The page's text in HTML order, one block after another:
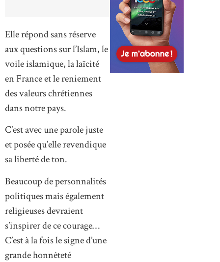
Elle répond sans réserve
aux questions sur l’Islam, le
voile islamique, la laïcité
en France et le reniement
des valeurs chrétiennes
dans notre pays.
C’est avec une parole juste
et posée qu’elle revendique
sa liberté de ton.
Beaucoup de personnalités
politiques mais également
religieuses devraient
s’inspirer de ce courage…
C’est à la fois le signe d’une
grande honnêteté